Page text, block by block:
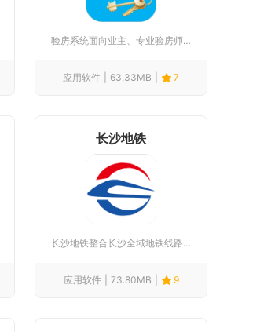
验房系统面向业主、专业验房师、物业及地产工程人员打造一体化数...
应用软件 63.33MB 7
长沙地铁
长沙地铁整合长沙全域地铁线路、长株潭城际铁路出行相关服务，是...
应用软件 73.80MB 9